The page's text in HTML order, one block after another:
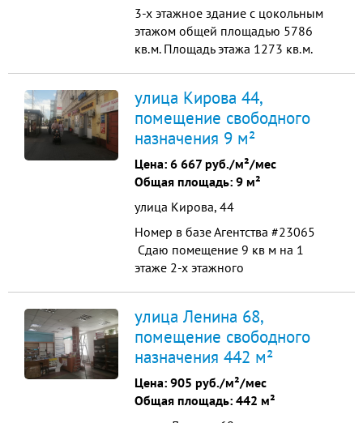
3-х этажное здание с цокольным
этажом общей площадью 5786
кв.м. Площадь этажа 1273 кв.м.
вентиляции, кондиционирования
улица Кирова 44,
помещение свободного
назначения 9 м²
Цена: 6 667 руб./м²/мес
Общая площадь: 9 м²
улица Кирова, 44
Номер в базе Агентства #23065
Сдаю помещение 9 кв м на 1
этаже 2-х этажного
Кирова д 44. под любой вид
коммерческой деятельности .
Отдельный вход с улицы Кирова.
Рядом остановка общественного
транспорта во все направления
города.,ТЦ Калуга,...
улица Ленина 68,
помещение свободного
назначения 442 м²
Цена: 905 руб./м²/мес
Общая площадь: 442 м²